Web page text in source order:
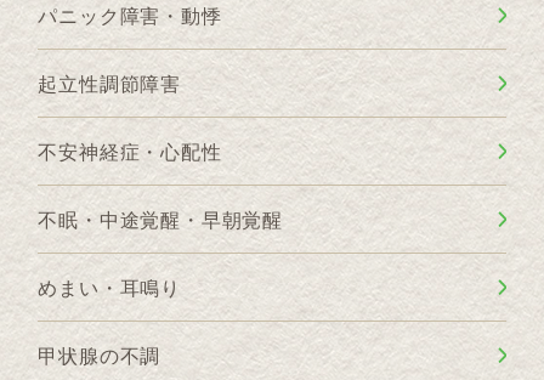
パニック障害・動悸
起立性調節障害
不安神経症・心配性
不眠・中途覚醒・早朝覚醒
めまい・耳鳴り
甲状腺の不調